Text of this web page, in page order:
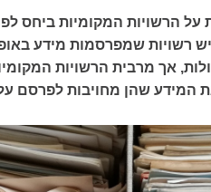
על הרשויות המקומיות ביחס
רשויות שמפרסמות מידע
אך מרבית הרשויות
המידע שהן מחויבות לפרסם